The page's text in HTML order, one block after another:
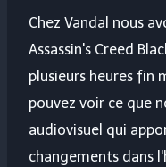
Chez Vandal nous
Assassin's Creed
plusieurs heures fin
pouvez voir ce que
audiovisuel qui
changements dans